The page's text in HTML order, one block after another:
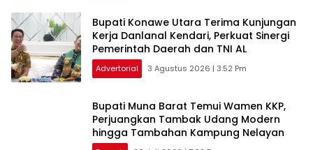
Bupati Konawe Utara Terima Kunjungan
Kerja Danlanal Kendari, Perkuat Sinergi
Pemerintah Daerah dan TNI AL
Advertorial 3 Agustus 2026 | 3:52 Pm
‎Bupati Muna Barat Temui Wamen KKP,
Perjuangkan Tambak Udang Modern
hingga Tambahan Kampung Nelayan